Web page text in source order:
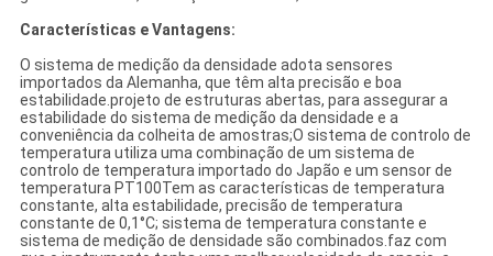
Características e Vantagens:
O sistema de medição da densidade adota sensores
importados da Alemanha, que têm alta precisão e boa
estabilidade.projeto de estruturas abertas, para assegurar a
estabilidade do sistema de medição da densidade e a
conveniência da colheita de amostras;O sistema de controlo de
temperatura utiliza uma combinação de um sistema de
controlo de temperatura importado do Japão e um sensor de
temperatura PT100Tem as características de temperatura
constante, alta estabilidade, precisão de temperatura
constante de 0,1°C; sistema de temperatura constante e
sistema de medição de densidade são combinados.faz com